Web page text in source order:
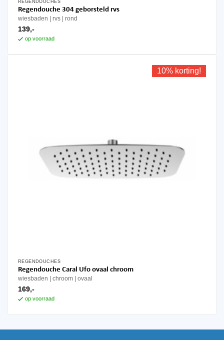
REGENDOUCHES
Regendouche 304 geborsteld rvs
wiesbaden rvs rond
139,-
op voorraad
10% korting!
REGENDOUCHES
Regendouche Caral Ufo ovaal chroom
wiesbaden chroom ovaal
169,-
op voorraad